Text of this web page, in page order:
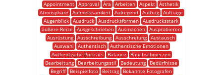
Appointment Approval Ära Arbeiten Aspekt Ästhetik
Atmosphäre
Aufmerksamkeit Aufregend Auftrag
Aufträge
Augenblick Ausdruck Ausdrucksformen Ausdrucksstark
äußere Reize
Ausgeschrieben Ausmachen
Ausprobieren
Ausrüstung Ausschreibung Ausschreiung Austausch
Auswahl
Authentisch
Authentische Emotionen
Authentische Porträts
Balance
Bauchschmerzen
Bearbeitung
Bearbeitungsstil Bedeutung
Bedürfnisse
Begriff
Beispielfoto Beitrag
Bekannte Fotografen